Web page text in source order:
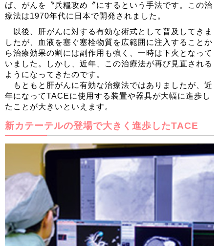
ば、がんを〝兵糧攻め〞にするという手法です。この治
療法は1970年代に日本で開発されました。
以後、肝がんに対する有効な術式として普及してきま
したが、血液を塞ぐ塞栓物質を広範囲に注入することか
ら治療効果の割には副作用も強く、一時は下火となって
いました。しかし、近年、この治療法が再び見直される
ようになってきたのです。
もともと肝がんに有効な治療法ではありましたが、近
年になってTACEに使用する装置や器具が大幅に進歩し
たことが大きいといえます。
新カテーテルの登場で大きく進歩したTACE